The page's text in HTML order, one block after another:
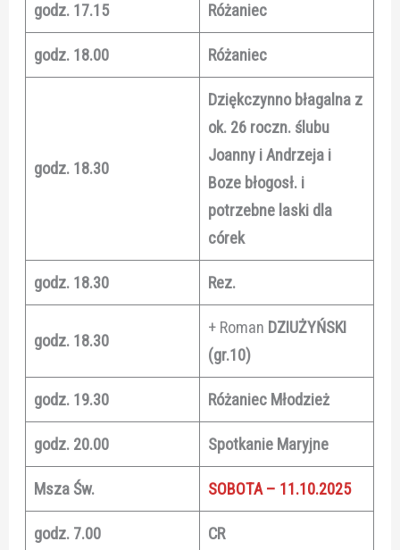
godz. 17.15 Różaniec
godz. 18.00 Różaniec
godz. 18.30
Dziękczynno błagalna z
ok. 26 roczn. ślubu
Joanny i Andrzeja i
Boze błogosł. i
potrzebne laski dla
córek
godz. 18.30 Rez.
godz. 18.30
+ Roman DZIUŻYŃSKI
(gr.10)
godz. 19.30 Różaniec Młodzież
godz. 20.00 Spotkanie Maryjne
Msza Św. SOBOTA – 11.10.2025
godz. 7.00 CR